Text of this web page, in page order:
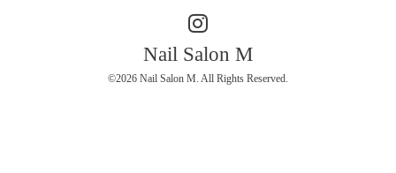
Nail Salon M
©2026 Nail Salon M . All Rights Reserved.